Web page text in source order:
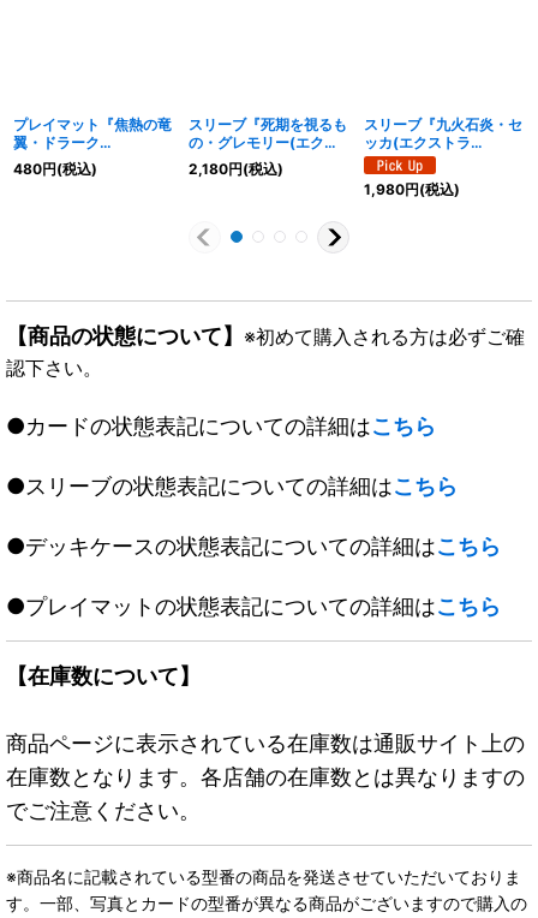
プレイマット『焦熱の竜
翼・ドラーク
(RankingBattle)』【サ
プライ】{-}《-》
480円(税込)
スリーブ『死期を視るも
の・グレモリー(エクス
トラ Vol.33)』60枚【サ
プライ】{-}《-》
2,180円(税込)
スリーブ『九火石炎・セ
ッカ(エクストラ
Vol.44)』60枚【サプラ
イ】{-}《-》
1,980円(税込)
【商品の状態について】 ※初めて購入される方は必ずご確
認下さい。
●カードの状態表記についての詳細はこちら
●スリーブの状態表記についての詳細はこちら
●デッキケースの状態表記についての詳細はこちら
●プレイマットの状態表記についての詳細はこちら
【在庫数について】
商品ページに表示されている在庫数は通販サイト上の
在庫数となります。各店舗の在庫数とは異なりますの
でご注意ください。
※商品名に記載されている型番の商品を発送させていただいておりま
す。一部、写真とカードの型番が異なる商品がございますので購入の